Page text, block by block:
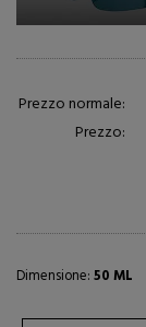
Prezzo normale:
Prezzo:
Dimensione: 50 ML